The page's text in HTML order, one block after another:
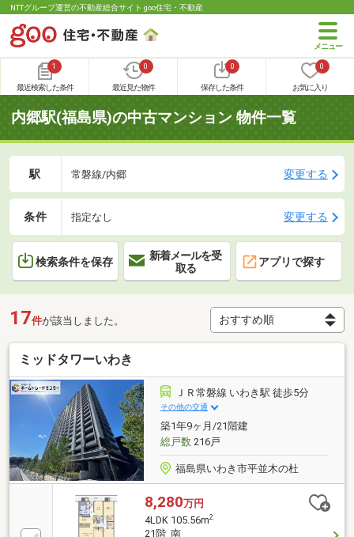
NTTグループ運営の不動産総合サイト goo住宅・不動産
1
最近検索した条件
0
最近見た物件
0
保存した条件
0
お気に入り
内郷駅(福島県)の中古マンション 物件一覧
駅 常磐線/内郷 変更する
条件 指定なし 変更する
検索条件を保存
新着メールを受
取る
アプリで探す
17件が該当しました。
ミッドタワーいわき
ＪＲ常磐線 いわき駅 徒歩5分
その他の交通
築1年9ヶ月/21階建
総戸数216戸
福島県いわき市平並木の杜
8,280万円
4LDK 105.56m2
21階 南